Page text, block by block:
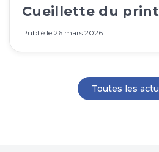
Cueillette du
Publié le 26 mars 2026
Toutes les